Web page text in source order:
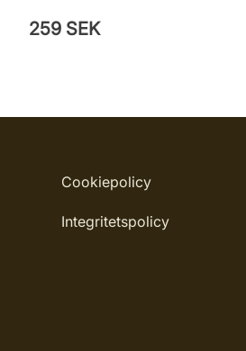
259 SEK
Cookiepolicy
Integritetspolicy